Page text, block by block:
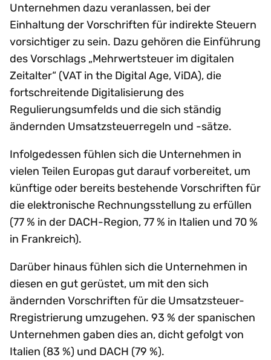
Unternehmen dazu veranlassen, bei der
Einhaltung der Vorschriften für indirekte Steuern
vorsichtiger zu sein. Dazu gehören die Einführung
des Vorschlags „Mehrwertsteuer im digitalen
Zeitalter“ (VAT in the Digital Age, ViDA), die
fortschreitende Digitalisierung des
Regulierungsumfelds und die sich ständig
ändernden Umsatzsteuerregeln und -sätze.
Infolgedessen fühlen sich die Unternehmen in
vielen Teilen Europas gut darauf vorbereitet, um
künftige oder bereits bestehende Vorschriften für
die elektronische Rechnungsstellung zu erfüllen
(77 % in der DACH-Region, 77 % in Italien und 70 %
in Frankreich).
Darüber hinaus fühlen sich die Unternehmen in
diesen en gut gerüstet, um mit den sich
ändernden Vorschriften für die Umsatzsteuer-
Rregistrierung umzugehen. 93 % der spanischen
Unternehmen gaben dies an, dicht gefolgt von
Italien (83 %) und DACH (79 %).